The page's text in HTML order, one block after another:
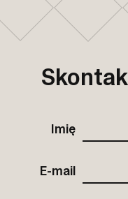
Imię
E-mail